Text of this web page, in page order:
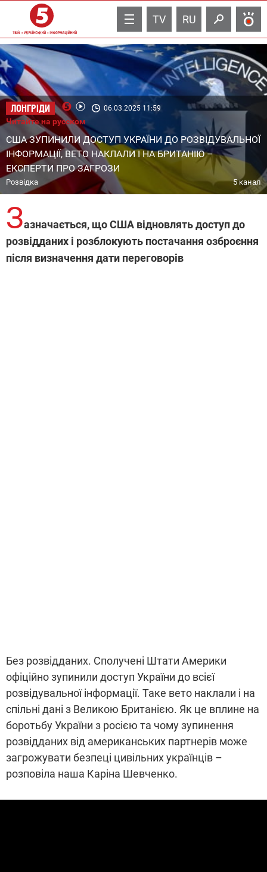
TV RU
ЛОНГРІДИ 06.03.2025 11:59
Читайте на русском
США ЗУПИНИЛИ ДОСТУП УКРАЇНИ ДО РОЗВІДУВАЛЬНОЇ
ІНФОРМАЦІЇ, ВЕТО НАКЛАЛИ І НА БРИТАНІЮ –
ЕКСПЕРТИ ПРО ЗАГРОЗИ
Розвідка 5 канал
Зазначається, що США відновлять доступ до
розвідданих і розблокують постачання озброєння
після визначення дати переговорів
Без розвідданих. Сполучені Штати Америки
офіційно зупинили доступ України до всієї
розвідувальної інформації. Таке вето наклали і на
спільні дані з Великою Британією. Як це вплине на
боротьбу України з росією та чому зупинення
розвідданих від американських партнерів може
загрожувати безпеці цивільних українців –
розповіла наша Каріна Шевченко.